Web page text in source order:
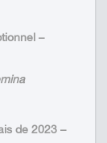
–
de 2023 –